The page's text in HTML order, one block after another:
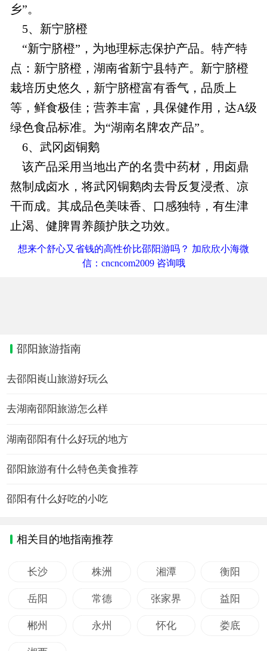
乡”。
5、新宁脐橙
“新宁脐橙”，为地理标志保护产品。特产特
点：新宁脐橙，湖南省新宁县特产。新宁脐橙
栽培历史悠久，新宁脐橙富有香气，品质上
等，鲜食极佳；营养丰富，具保健作用，达A级
绿色食品标准。为“湖南名牌农产品”。
6、武冈卤铜鹅
该产品采用当地出产的名贵中药材，用卤鼎
熬制成卤水，将武冈铜鹅肉去骨反复浸煮、凉
干而成。其成品色美味香、口感独特，有生津
止渴、健脾胃养颜护肤之功效。
想来个舒心又省钱的高性价比邵阳游吗？ 加欣欣小海微
信：cncncom2009 咨询哦
邵阳旅游指南
去邵阳崀山旅游好玩么
去湖南邵阳旅游怎么样
湖南邵阳有什么好玩的地方
邵阳旅游有什么特色美食推荐
邵阳有什么好吃的小吃
相关目的地指南推荐
长沙 株洲 湘潭 衡阳
岳阳 常德 张家界 益阳
郴州 永州 怀化 娄底